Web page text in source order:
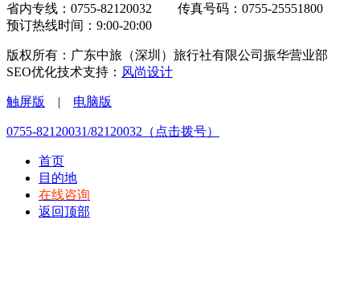
省内专线：0755-82120032 传真号码：0755-25551800
预订热线时间：9:00-20:00
版权所有：广东中旅（深圳）旅行社有限公司振华营业部
SEO优化技术支持： 风尚设计
触屏版 | 电脑版
0755-82120031/82120032（点击拨号）
首页
目的地
在线咨询
返回顶部